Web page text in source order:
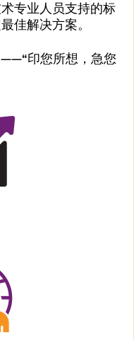
专业人员支持的标
佳解决方案。
印您所想，急您